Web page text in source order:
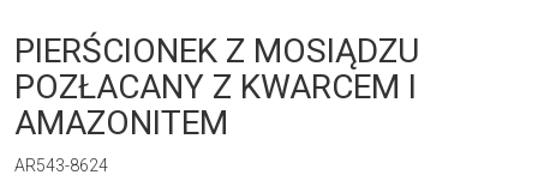
PIERŚCIONEK Z MOSIĄDZU
POZŁACANY Z KWARCEM I
AMAZONITEM
AR543-8624